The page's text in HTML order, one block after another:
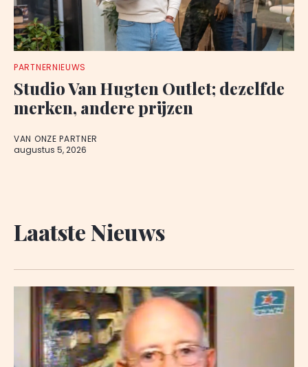
PARTNERNIEUWS
Studio Van Hugten Outlet; dezelfde
merken, andere prijzen
VAN ONZE PARTNER
augustus 5, 2026
Laatste Nieuws